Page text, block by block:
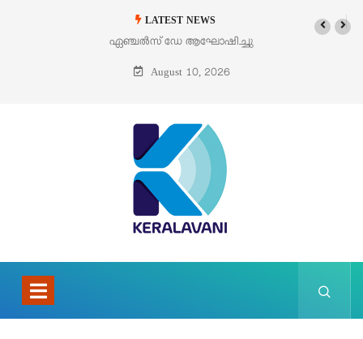
LATEST NEWS
ഏഞ്ചൽസ് ഡേ ആഘോഷിച്ചു
August 10, 2026